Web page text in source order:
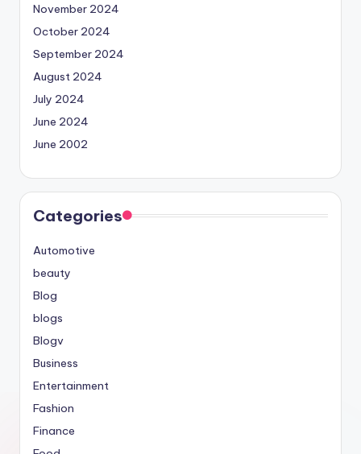
November 2024
October 2024
September 2024
August 2024
July 2024
June 2024
June 2002
Categories
Automotive
beauty
Blog
blogs
Blogv
Business
Entertainment
Fashion
Finance